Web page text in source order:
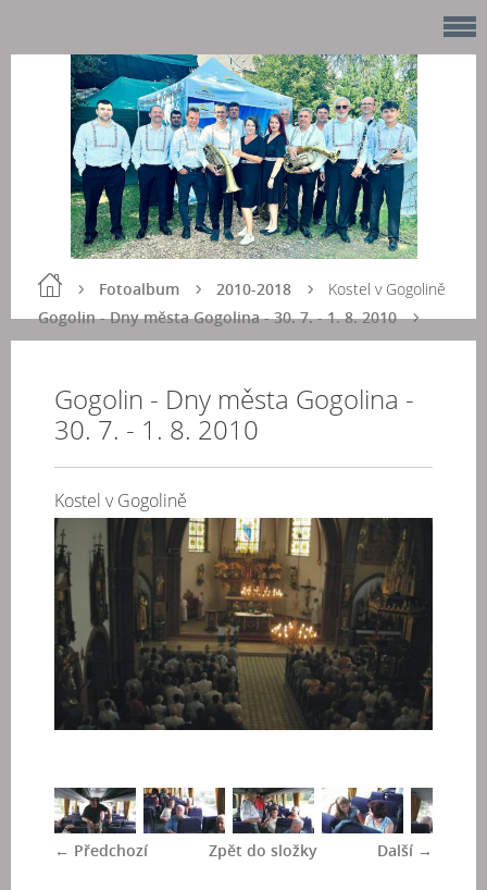
Fotoalbum
2010-2018
Gogolin - Dny města Gogolina - 30. 7. - 1. 8. 2010
Kostel v Gogolině
Gogolin - Dny města Gogolina -
30. 7. - 1. 8. 2010
Kostel v Gogolině
← Předchozí Další →
Zpět do složky